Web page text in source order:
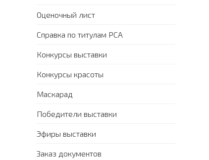
Оценочный лист
Справка по титулам PCA
Конкурсы выставки
Конкурсы красоты
Маскарад
Победители выставки
Эфиры выставки
Заказ документов